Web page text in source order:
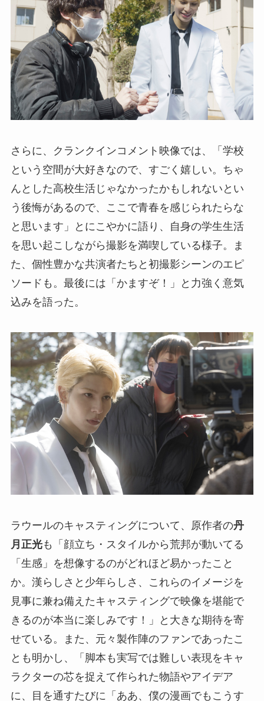
さらに、クランクインコメント映像では、「学校
という空間が大好きなので、すごく嬉しい。ちゃ
んとした高校生活じゃなかったかもしれないとい
う後悔があるので、ここで青春を感じられたらな
と思います」とにこやかに語り、自身の学生生活
を思い起こしながら撮影を満喫している様子。ま
た、個性豊かな共演者たちと初撮影シーンのエピ
ソードも。最後には「かますぞ！」と力強く意気
込みを語った。
ラウールのキャスティングについて、原作者の丹
月正光も「顔立ち・スタイルから荒邦が動いてる
「生感」を想像するのがどれほど易かったこと
か。漢らしさと少年らしさ、これらのイメージを
見事に兼ね備えたキャスティングで映像を堪能で
きるのが本当に楽しみです！」と大きな期待を寄
せている。また、元々製作陣のファンであったこ
とも明かし、「脚本も実写では難しい表現をキャ
ラクターの芯を捉えて作られた物語やアイデア
に、目を通すたびに「ああ、僕の漫画でもこうす